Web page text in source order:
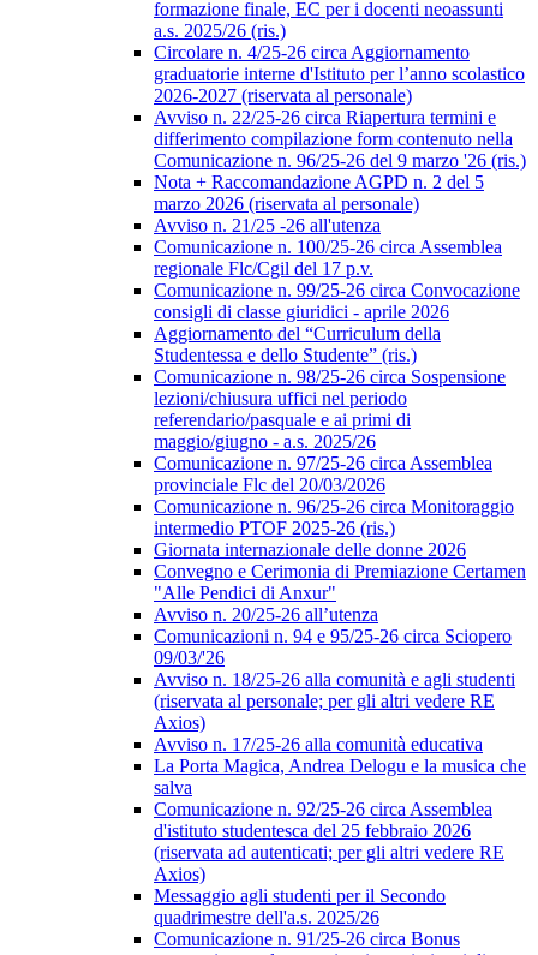
formazione finale, EC per i docenti neoassunti
a.s. 2025/26 (ris.)
Circolare n. 4/25-26 circa Aggiornamento
graduatorie interne d'Istituto per l’anno scolastico
2026-2027 (riservata al personale)
Avviso n. 22/25-26 circa Riapertura termini e
differimento compilazione form contenuto nella
Comunicazione n. 96/25-26 del 9 marzo '26 (ris.)
Nota + Raccomandazione AGPD n. 2 del 5
marzo 2026 (riservata al personale)
Avviso n. 21/25 -26 all'utenza
Comunicazione n. 100/25-26 circa Assemblea
regionale Flc/Cgil del 17 p.v.
Comunicazione n. 99/25-26 circa Convocazione
consigli di classe giuridici - aprile 2026
Aggiornamento del “Curriculum della
Studentessa e dello Studente” (ris.)
Comunicazione n. 98/25-26 circa Sospensione
lezioni/chiusura uffici nel periodo
referendario/pasquale e ai primi di
maggio/giugno - a.s. 2025/26
Comunicazione n. 97/25-26 circa Assemblea
provinciale Flc del 20/03/2026
Comunicazione n. 96/25-26 circa Monitoraggio
intermedio PTOF 2025-26 (ris.)
Giornata internazionale delle donne 2026
Convegno e Cerimonia di Premiazione Certamen
"Alle Pendici di Anxur"
Avviso n. 20/25-26 all’utenza
Comunicazioni n. 94 e 95/25-26 circa Sciopero
09/03/'26
Avviso n. 18/25-26 alla comunità e agli studenti
(riservata al personale; per gli altri vedere RE
Axios)
Avviso n. 17/25-26 alla comunità educativa
La Porta Magica, Andrea Delogu e la musica che
salva
Comunicazione n. 92/25-26 circa Assemblea
d'istituto studentesca del 25 febbraio 2026
(riservata ad autenticati; per gli altri vedere RE
Axios)
Messaggio agli studenti per il Secondo
quadrimestre dell'a.s. 2025/26
Comunicazione n. 91/25-26 circa Bonus